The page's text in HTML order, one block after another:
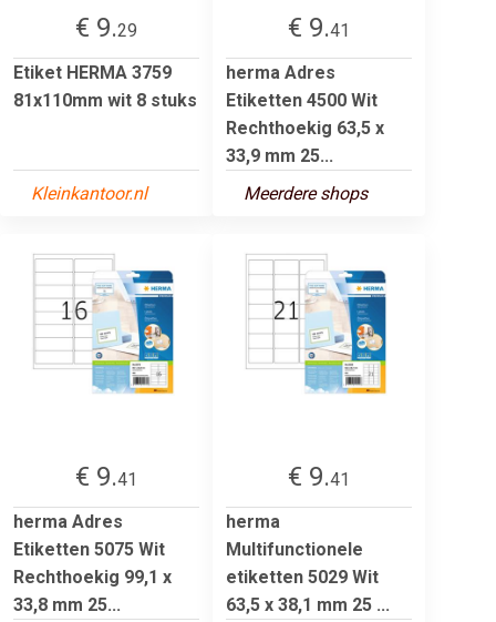
€ 9.29
Etiket HERMA 3759
81x110mm wit 8 stuks
Kleinkantoor.nl
€ 9.41
herma Adres
Etiketten 4500 Wit
Rechthoekig 63,5 x
33,9 mm 25...
Meerdere shops
€ 9.41
herma Adres
Etiketten 5075 Wit
Rechthoekig 99,1 x
33,8 mm 25...
€ 9.41
herma
Multifunctionele
etiketten 5029 Wit
63,5 x 38,1 mm 25 ...